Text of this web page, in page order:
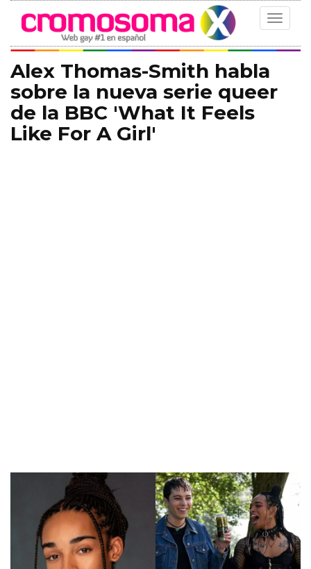
Toggle
Alex Thomas-Smith habla
sobre la nueva serie queer
de la BBC 'What It Feels
Like For A Girl'